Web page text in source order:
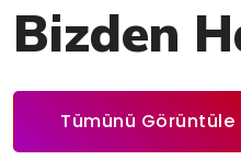
Bizden
Tümünü Görüntüle